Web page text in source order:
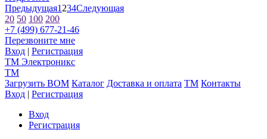
Предыдущая1 234Следующая
20 50 100 200
+7 (499) 677-21-46
Перезвоните мне
Вход | Регистрация
TM Электроникс
TM
Загрузить BOM Каталог Доставка и оплата TM Контакты
Вход | Регистрация
Вход
Регистрация